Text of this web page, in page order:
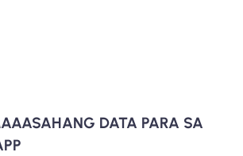
DATA PARA SA